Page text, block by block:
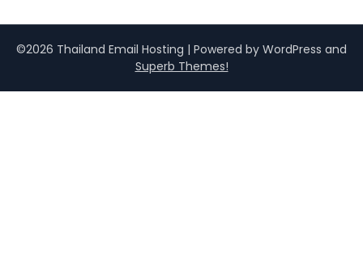
©2026 Thailand Email Hosting | Powered by WordPress and
Superb Themes!